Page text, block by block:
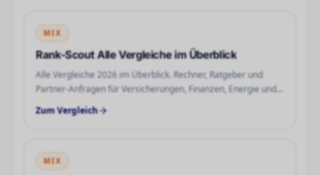
MIX
Rank-Scout Alle Vergleiche im Überblick
Alle Vergleiche 2026 im Überblick. Rechner, Ratgeber und
Partner-Anfragen für Versicherungen, Finanzen, Energie und
Tech zentral gebündelt. Jetzt prüfen.
Zum Vergleich
MIX